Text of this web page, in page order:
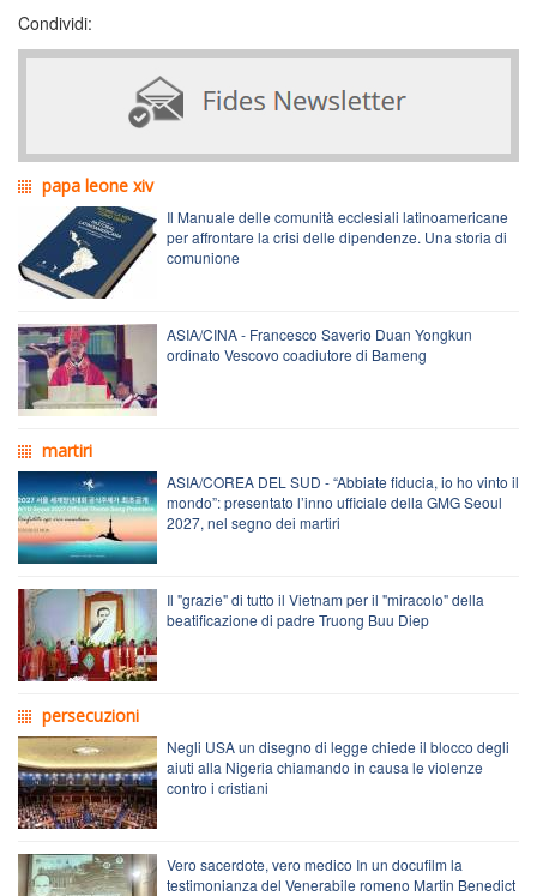
Condividi:
papa leone xiv
Il Manuale delle comunità ecclesiali latinoamericane
per affrontare la crisi delle dipendenze. Una storia di
comunione
ASIA/CINA - Francesco Saverio Duan Yongkun
ordinato Vescovo coadiutore di Bameng
martiri
ASIA/COREA DEL SUD - “Abbiate fiducia, io ho vinto il
mondo”: presentato l’inno ufficiale della GMG Seoul
2027, nel segno dei martiri
Il "grazie" di tutto il Vietnam per il "miracolo" della
beatificazione di padre Truong Buu Diep
persecuzioni
Negli USA un disegno di legge chiede il blocco degli
aiuti alla Nigeria chiamando in causa le violenze
contro i cristiani
Vero sacerdote, vero medico In un docufilm la
testimonianza del Venerabile romeno Martin Benedict